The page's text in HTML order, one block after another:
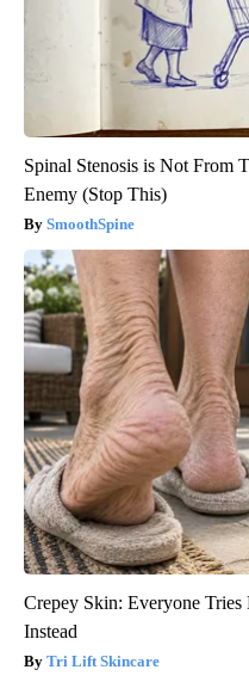
Spinal Stenosis is Not From
Enemy (Stop This)
SmoothSpine
Crepey Skin: Everyone
Instead
Tri Lift Skincare